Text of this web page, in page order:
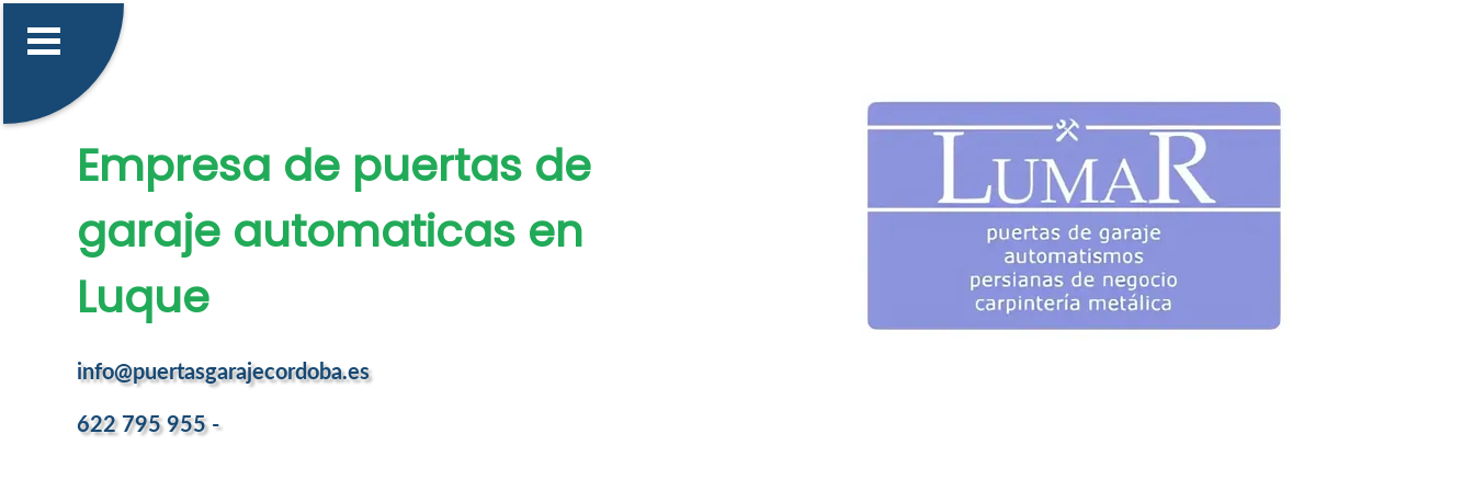
Empresa de puertas de
garaje automaticas en
Luque
info@puertasgarajecordoba.es
622 795 955 -